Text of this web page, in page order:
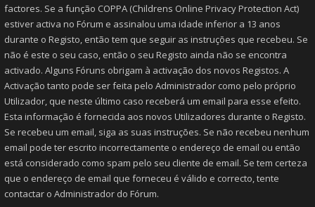
factores. Se a função COPPA (Childrens Online Privacy Protection Act)
estiver activa no Fórum e assinalou uma idade inferior a 13 anos
durante o Registo, então tem que seguir as instruções que recebeu. Se
não é este o seu caso, então o seu Registo ainda não se encontra
activado. Alguns Fóruns obrigam à activação dos novos Registos. A
Activação tanto pode ser feita pelo Administrador como pelo próprio
Utilizador, que neste último caso receberá um email para esse efeito.
Esta informação é fornecida aos novos Utilizadores durante o Registo.
Se recebeu um email, siga as suas instruções. Se não recebeu nenhum
email pode ter escrito incorrectamente o endereço de email ou então
está considerado como spam pelo seu cliente de email. Se tem certeza
que o endereço de email que forneceu é válido e correcto, tente
contactar o Administrador do Fórum.